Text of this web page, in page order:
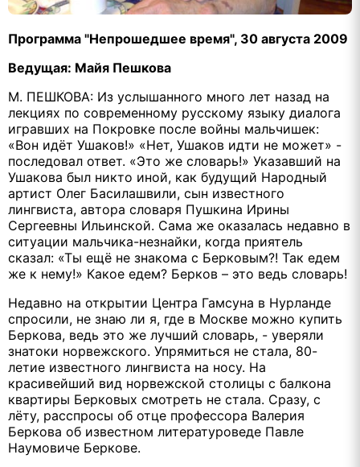
Программа "Непрошедшее время", 30 августа 2009
Ведущая: Майя Пешкова
М. ПЕШКОВА: Из услышанного много лет назад на
лекциях по современному русскому языку диалога
игравших на Покровке после войны мальчишек:
«Вон идёт Ушаков!» «Нет, Ушаков идти не может» -
последовал ответ. «Это же словарь!» Указавший на
Ушакова был никто иной, как будущий Народный
артист Олег Басилашвили, сын известного
лингвиста, автора словаря Пушкина Ирины
Сергеевны Ильинской. Сама же оказалась недавно в
ситуации мальчика-незнайки, когда приятель
сказал: «Ты ещё не знакома с Берковым?! Так едем
же к нему!» Какое едем? Берков – это ведь словарь!
Недавно на открытии Центра Гамсуна в Нурланде
спросили, не знаю ли я, где в Москве можно купить
Беркова, ведь это же лучший словарь, - уверяли
знатоки норвежского. Упрямиться не стала, 80-
летие известного лингвиста на носу. На
красивейший вид норвежской столицы с балкона
квартиры Берковых смотреть не стала. Сразу, с
лёту, расспросы об отце профессора Валерия
Беркова об известном литературоведе Павле
Наумовиче Беркове.